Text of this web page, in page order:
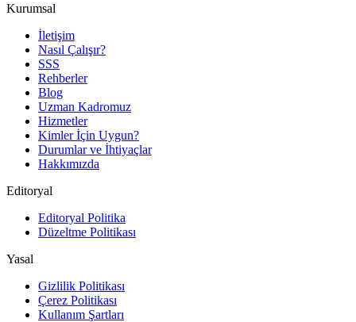
Kurumsal
İletişim
Nasıl Çalışır?
SSS
Rehberler
Blog
Uzman Kadromuz
Hizmetler
Kimler İçin Uygun?
Durumlar ve İhtiyaçlar
Hakkımızda
Editoryal
Editoryal Politika
Düzeltme Politikası
Yasal
Gizlilik Politikası
Çerez Politikası
Kullanım Şartları